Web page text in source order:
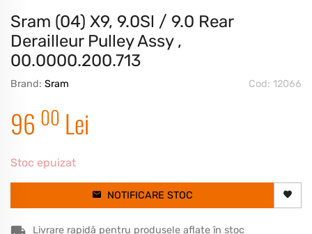
Sram (04) X9, 9.0Sl / 9.0 Rear
Derailleur Pulley Assy ,
00.0000.200.713
Brand: Sram Cod: 12066
96 00 Lei
Stoc epuizat
NOTIFICARE STOC
Livrare rapidă pentru produsele aflate în stoc